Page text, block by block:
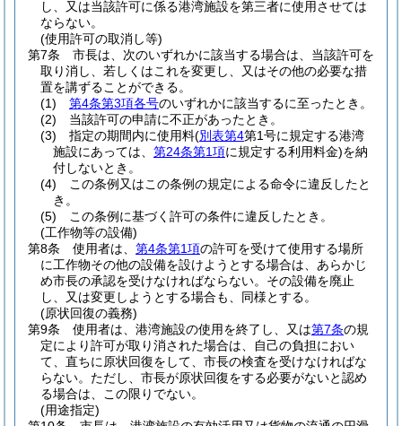
し、又は当該許可に係る港湾施設を第三者に使用させては
ならない。
(使用許可の取消し等)
第7条
市長は、次のいずれかに該当する場合は、当該許可を
取り消し、若しくはこれを変更し、又はその他の必要な措
置を講ずることができる。
(1)
第4条第3項各号のいずれかに該当するに至ったとき。
(2)
当該許可の申請に不正があったとき。
(3)
指定の期間内に使用料(別表第4第1号に規定する港湾
施設にあっては、 第24条第1項に規定する利用料金)を納
付しないとき。
(4)
この条例又はこの条例の規定による命令に違反したと
き。
(5)
この条例に基づく許可の条件に違反したとき。
(工作物等の設備)
第8条
使用者は、 第4条第1項の許可を受けて使用する場所
に工作物その他の設備を設けようとする場合は、あらかじ
め市長の承認を受けなければならない。 その設備を廃止
し、又は変更しようとする場合も、同様とする。
(原状回復の義務)
第9条
使用者は、港湾施設の使用を終了し、又は第7条の規
定により許可が取り消された場合は、自己の負担におい
て、直ちに原状回復をして、市長の検査を受けなければな
らない。 ただし、市長が原状回復をする必要がないと認め
る場合は、この限りでない。
(用途指定)